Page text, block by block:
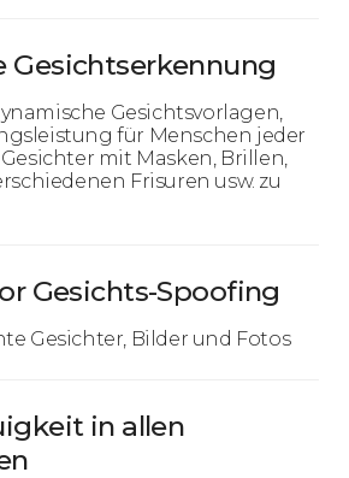
Gesichtserkennung
Gesichtsvorlagen,
für Menschen jeder
mit Masken, Brillen,
Frisuren usw. zu
Gesichts-Spoofing
Gesichter, Bilder und Fotos
in allen